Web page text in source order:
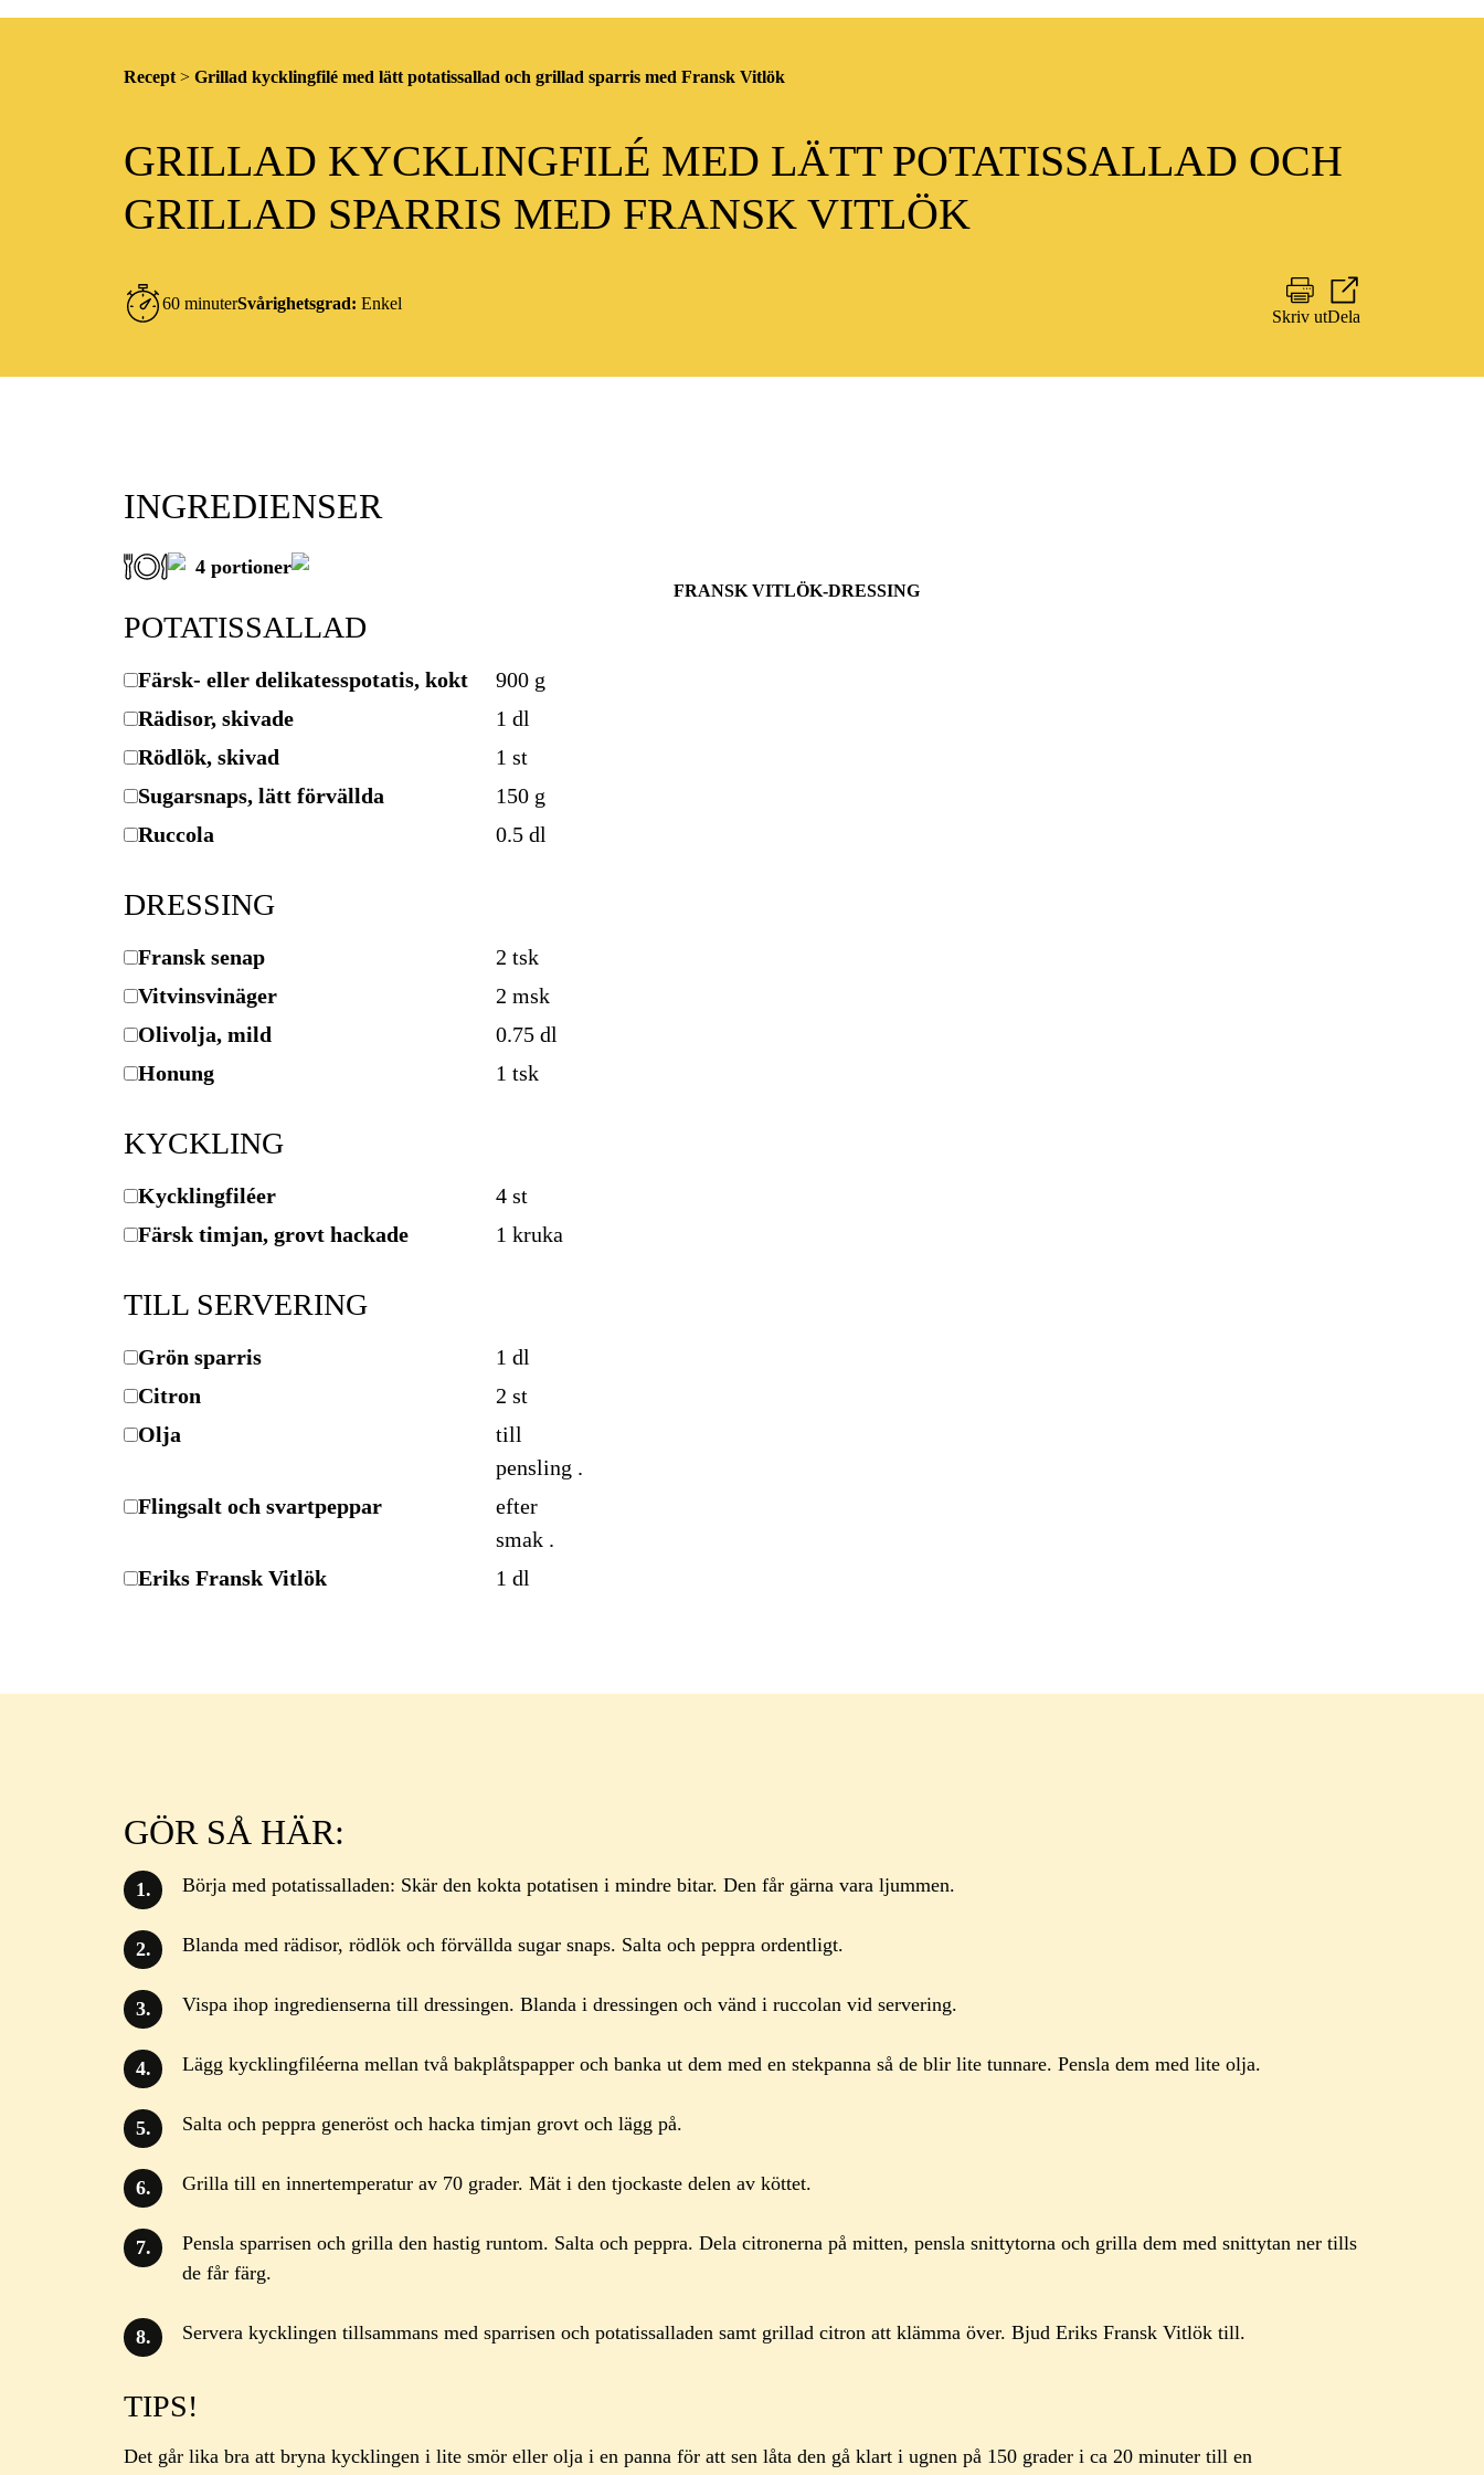
Recept > Grillad kycklingfilé med lätt potatissallad och grillad sparris med Fransk Vitlök
GRILLAD KYCKLINGFILÉ MED LÄTT POTATISSALLAD OCH
GRILLAD SPARRIS MED FRANSK VITLÖK
60 minuterSvårighetsgrad: Enkel
Skriv utDela
INGREDIENSER
4 portioner
POTATISSALLAD
Färsk- eller delikatesspotatis, kokt 900 g
Rädisor, skivade
1dl
Rödlök, skivad
1st
Sugarsnaps, lätt förvällda
150 g
Ruccola
0.5dl
DRESSING
Fransk senap 2tsk
Vitvinsvinäger
2msk
Olivolja, mild
0.75dl
Honung
1tsk
KYCKLING
Kycklingfiléer 4st
Färsk timjan, grovt hackade
1kruka
TILL SERVERING
Grön sparris 1dl
Citron
2st
Olja
till
pensling .
Flingsalt och svartpeppar
efter
smak .
Eriks Fransk Vitlök
1dl
FRANSK VITLÖK-DRESSING
GÖR SÅ HÄR:
Börja med potatissalladen: Skär den kokta potatisen i mindre bitar. Den får gärna vara ljummen.
Blanda med rädisor, rödlök och förvällda sugar snaps. Salta och peppra ordentligt.
Vispa ihop ingredienserna till dressingen. Blanda i dressingen och vänd i ruccolan vid servering.
Lägg kycklingfiléerna mellan två bakplåtspapper och banka ut dem med en stekpanna så de blir lite tunnare. Pensla dem med lite olja.
Salta och peppra generöst och hacka timjan grovt och lägg på.
Grilla till en innertemperatur av 70 grader. Mät i den tjockaste delen av köttet.
Pensla sparrisen och grilla den hastig runtom. Salta och peppra. Dela citronerna på mitten, pensla snittytorna och grilla dem med snittytan ner tills
de får färg.
Servera kycklingen tillsammans med sparrisen och potatissalladen samt grillad citron att klämma över. Bjud Eriks Fransk Vitlök till.
TIPS!
Det går lika bra att bryna kycklingen i lite smör eller olja i en panna för att sen låta den gå klart i ugnen på 150 grader i ca 20 minuter till en